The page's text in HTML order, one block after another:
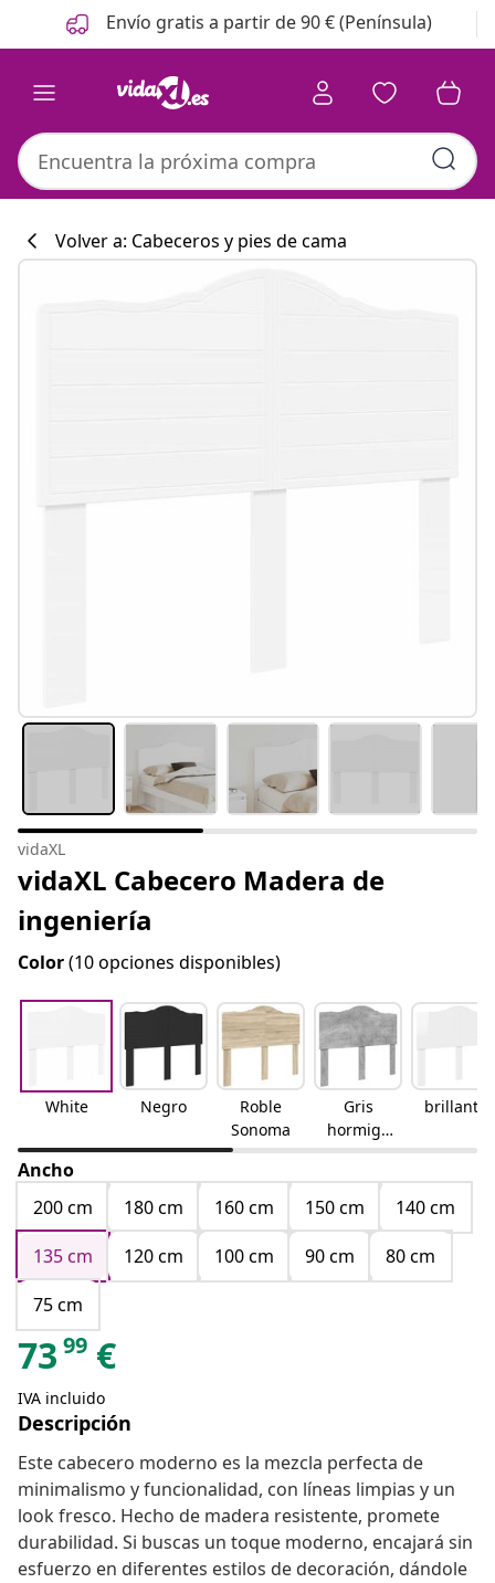
Anterior
Siguiente Envío gratis a partir de 90 € (Península)
Volver a: Cabeceros y pies de cama
vidaXL
vidaXL Cabecero Madera de
ingeniería
Color(10 opciones disponibles)
White Negro
Roble
Sonoma
Gris
hormigó
n
brillante
Ancho
200 cm
180 cm 160 cm 150 cm
140 cm
135 cm
120 cm 100 cm 90 cm
80 cm
75 cm
73 99 €
IVA incluido
Descripción
Este cabecero moderno es la mezcla perfecta de
minimalismo y funcionalidad, con líneas limpias y un
look fresco. Hecho de madera resistente, promete
durabilidad. Si buscas un toque moderno, encajará sin
esfuerzo en diferentes estilos de decoración, dándole